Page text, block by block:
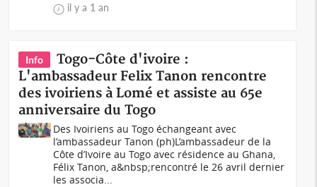
il y a 1 an
Info
Togo-Côte d'ivoire :
L'ambassadeur Felix Tanon rencontre
des ivoiriens à Lomé et assiste au 65e
anniversaire du Togo
Des Ivoiriens au Togo échangeant avec
l’ambassadeur Tanon (ph)L’ambassadeur de la
Côte d’Ivoire au Togo avec résidence au Ghana,
Félix Tanon, a&nbsp;rencontré le 26 avril dernier
les associa...